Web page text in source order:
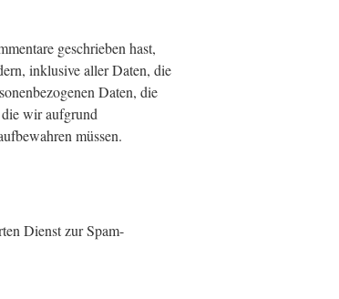
geschrieben hast,
inklusive aller Daten, die
Daten, die
wir aufgrund
müssen.
Dienst zur Spam-